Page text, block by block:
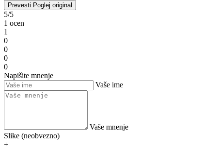
Prevesti Poglej original
5/5
1 ocen
1
0
0
0
0
Napišite mnenje
Vaše ime
Vaše mnenje
Slike (neobvezno)
+